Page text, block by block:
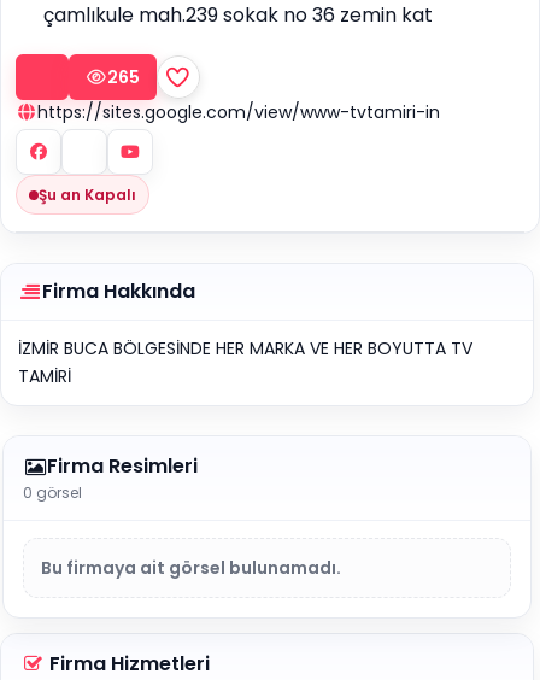
çamlıkule mah.239 sokak no 36 zemin kat
265
https://sites.google.com/view/www-tvtamiri-in
Şu an Kapalı
Firma Hakkında
İZMİR BUCA BÖLGESİNDE HER MARKA VE HER BOYUTTA TV
TAMİRİ
Firma Resimleri
0 görsel
Bu firmaya ait görsel bulunamadı.
Firma Hizmetleri